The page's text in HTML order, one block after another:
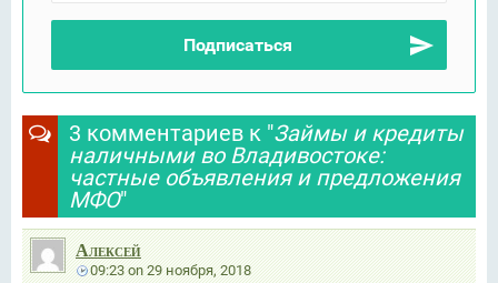
3 комментариев к "Займы и кредиты
наличными во Владивостоке:
частные объявления и предложения
МФО"
Алексей
09:23on29 ноября, 2018